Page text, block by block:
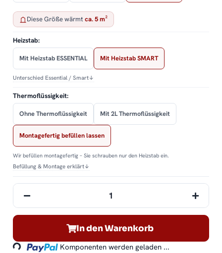
Diese Größe wärmt ca. 5 m²
Heizstab:
Mit Heizstab ESSENTIAL Mit Heizstab SMART
Unterschied Essential / Smart↓
Thermoflüssigkeit:
Ohne Thermoflüssigkeit Mit 2L Thermoflüssigkeit
Montagefertig befüllen lassen
Wir befüllen montagefertig – Sie schrauben nur den Heizstab ein.
Befüllung & Montage erklärt↓
In den Warenkorb
Loading... Komponenten werden geladen ...